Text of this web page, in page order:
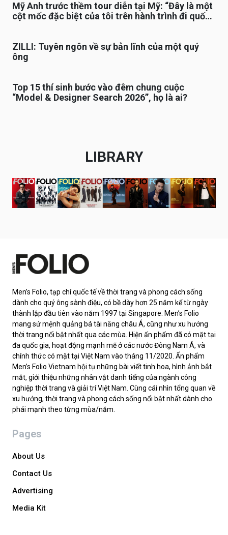
Mỹ Anh trước thềm tour diễn tại Mỹ: “Đây là một
cột mốc đặc biệt của tôi trên hành trình đi quốc
ZILLI: Tuyên ngôn về sự bản lĩnh của một quý
ông
Top 15 thí sinh bước vào đêm chung cuộc
“Model & Designer Search 2026”, họ là ai?
LIBRARY
Men’s Folio, tạp chí quốc tế về thời trang và phong cách sống
dành cho quý ông sành điệu, có bề dày hơn 25 năm kể từ ngày
thành lập đầu tiên vào năm 1997 tại Singapore. Men’s Folio
mang sứ mệnh quảng bá tài năng châu Á, cũng như xu hướng
thời trang nổi bật nhất qua các mùa. Hiện ấn phẩm đã có mặt tại
đa quốc gia, hoạt động mạnh mẽ ở các nước Đông Nam Á, và
chính thức có mặt tại Việt Nam vào tháng 11/2020. Ấn phẩm
Men’s Folio Vietnam hội tụ những bài viết tinh hoa, hình ảnh bắt
mắt, giới thiệu những nhân vật danh tiếng của ngành công
nghiệp thời trang và giải trí Việt Nam. Cùng cái nhìn tổng quan về
xu hướng, thời trang và phong cách sống nổi bật nhất dành cho
phái mạnh theo từng mùa/năm.
Pages
About Us
Contact Us
Advertising
Media Kit